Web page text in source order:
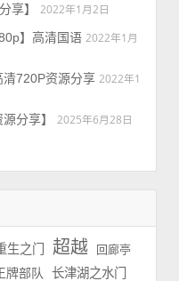
享】
2022年1月2日
】高清国语 2022年1月
清720P资源分享 2022年1
分享】
2025年6月28日
生之门 超越
回廊亭
牌部队
长津湖之水门